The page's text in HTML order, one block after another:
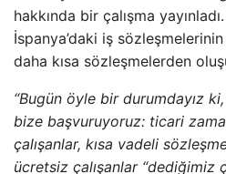
hakkında bir çalışma
İspanya’daki iş
daha kısa sözleşmelerden
“Bugün öyle bir durumdayız
bize başvuruyoruz: ticari
çalışanlar, kısa vadeli
ücretsiz çalışanlar “dediğimiz